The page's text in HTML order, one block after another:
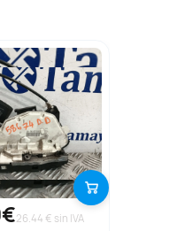
26.44 € sin IVA